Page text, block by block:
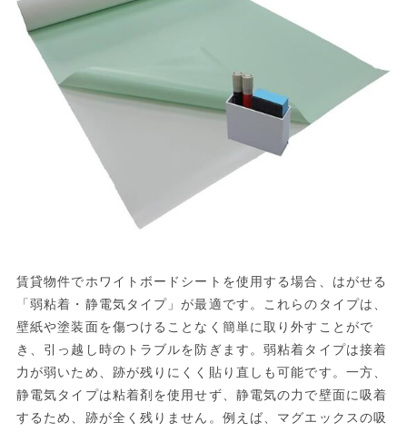
賃貸物件でホワイトボードシートを使用する場合、はがせる
「弱粘着・静電気タイプ」が最適です。これらのタイプは、
壁紙や塗装面を傷つけることなく簡単に取り外すことがで
き、引っ越し時のトラブルを防ぎます。弱粘着タイプは接着
力が弱いため、跡が残りにくく貼り直しも可能です。一方、
静電気タイプは粘着剤を使用せず、静電気の力で壁面に吸着
するため、跡が全く残りません。例えば、マグエックスの吸